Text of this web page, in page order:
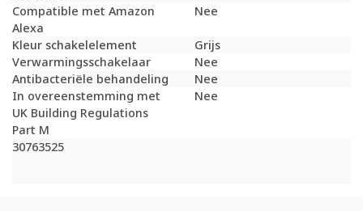
Compatible met Amazon
Alexa
Nee
Kleur schakelelement
Grijs
Verwarmingsschakelaar
Nee
Antibacteriële behandeling
Nee
In overeenstemming met
UK Building Regulations
Part M
Nee
30763525